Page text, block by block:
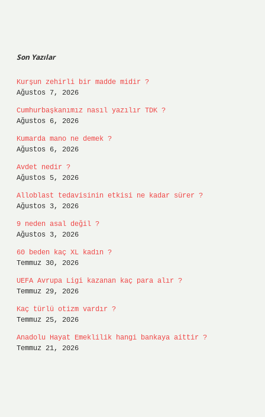
Son Yazılar
Kurşun zehirli bir madde midir ?
Ağustos 7, 2026
Cumhurbaşkanımız nasıl yazılır TDK ?
Ağustos 6, 2026
Kumarda mano ne demek ?
Ağustos 6, 2026
Avdet nedir ?
Ağustos 5, 2026
Alloblast tedavisinin etkisi ne kadar sürer ?
Ağustos 3, 2026
9 neden asal değil ?
Ağustos 3, 2026
60 beden kaç XL kadın ?
Temmuz 30, 2026
UEFA Avrupa Ligi kazanan kaç para alır ?
Temmuz 29, 2026
Kaç türlü otizm vardır ?
Temmuz 25, 2026
Anadolu Hayat Emeklilik hangi bankaya aittir ?
Temmuz 21, 2026